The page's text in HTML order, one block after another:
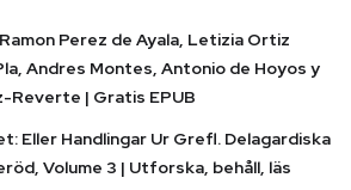
Perez de Ayala, Letizia Ortiz
Andres Montes, Antonio de Hoyos y
Reverte | Gratis EPUB
Eller Handlingar Ur Grefl. Delagardiska
Volume 3 | Utforska, behåll, läs